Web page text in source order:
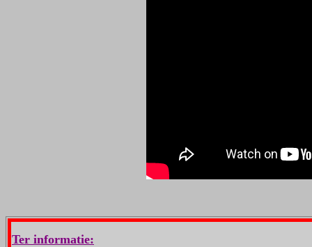
Ter informatie: